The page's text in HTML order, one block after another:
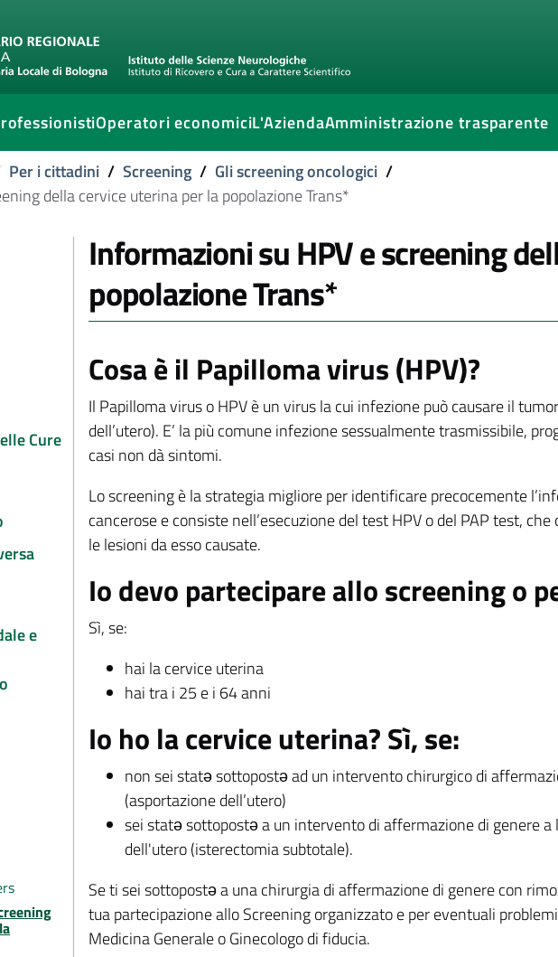
Operatori economiciL'AziendaAmministrazione trasparente
Per i cittadini / Screening / Gli screening oncologici /
della cervice uterina per la popolazione Trans*
Cure
e
Informazioni su HPV e screening
popolazione Trans*
Cosa è il Papilloma virus (HPV)?
Il Papilloma virus o HPV è un virus la cui infezione può causare il
dell’utero). E’ la più comune infezione sessualmente trasmissibile,
casi non dà sintomi.
Lo screening è la strategia migliore per identificare precocemente
cancerose e consiste nell’esecuzione del test HPV o del PAP test,
le lesioni da esso causate.
Io devo partecipare allo screening o
Sì, se:
hai la cervice uterina
hai tra i 25 e i 64 anni
Io ho la cervice uterina? Sì, se:
non sei statə sottopostə ad un intervento chirurgico di
(asportazione dell’utero)
sei statə sottopostə a un intervento di affermazione di genere
dell'utero (isterectomia subtotale).
Se ti sei sottopostə a una chirurgia di affermazione di genere con
tua partecipazione allo Screening organizzato e per eventuali
Medicina Generale o Ginecologo di fiducia.